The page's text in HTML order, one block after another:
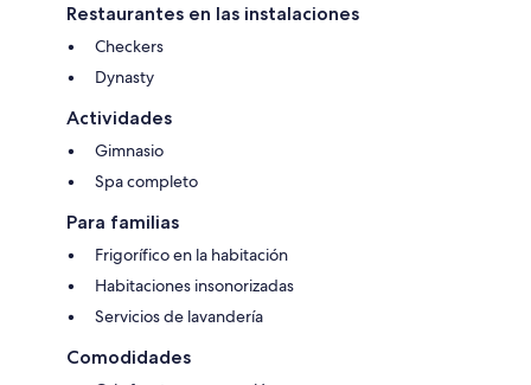
Restaurantes en las instalaciones
Checkers
Dynasty
Actividades
Gimnasio
Spa completo
Para familias
Frigorífico en la habitación
Habitaciones insonorizadas
Servicios de lavandería
Comodidades